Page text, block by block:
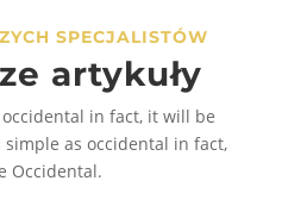
SPECJALISTÓW
artykuły
in fact, it will be
as occidental in fact,
Occidental.